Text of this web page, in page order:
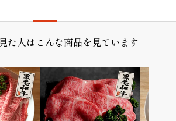
た人はこんな商品を見ています